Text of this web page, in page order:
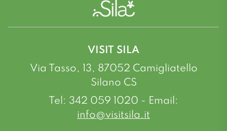
VISIT SILA
Via Tasso, 13, 87052 Camigliatello
Silano CS
Tel: 342 059 1020 - Email:
info@visitsila.it